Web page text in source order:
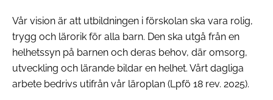
Vår vision är att utbildningen i förskolan ska vara rolig,
trygg och lärorik för alla barn. Den ska utgå från en
helhetssyn på barnen och deras behov, där omsorg,
utveckling och lärande bildar en helhet. Vårt dagliga
arbete bedrivs utifrån vår läroplan (Lpfö 18 rev. 2025).